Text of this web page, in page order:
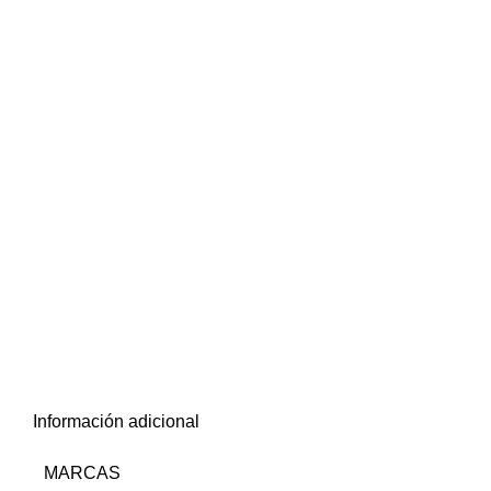
Información adicional
MARCAS